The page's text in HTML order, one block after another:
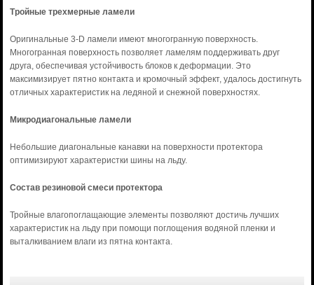
Тройные трехмерные ламели
Оригинальные 3-D ламели имеют многогранную поверхность.
Многогранная поверхность позволяет ламелям поддерживать друг
друга, обеспечивая устойчивость блоков к деформации. Это
максимизирует пятно контакта и кромочный эффект, удалось достигнуть
отличных характеристик на ледяной и снежной поверхностях.
Микродиагональные ламели
Небольшие диагональные канавки на поверхности протектора
оптимизируют характеристки шины на льду.
Состав резиновой смеси протектора
Тройные влагопоглащающие элементы позволяют достичь лучших
характеристик на льду при помощи поглощения водяной пленки и
выталкиванием влаги из пятна контакта.